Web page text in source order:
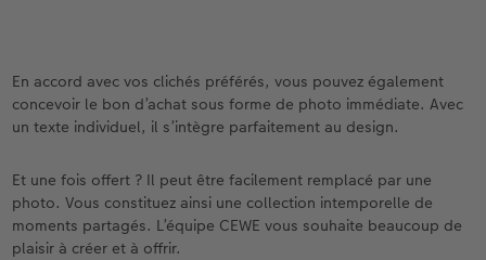
En accord avec vos clichés préférés, vous pouvez également
concevoir le bon d’achat sous forme de photo immédiate. Avec
un texte individuel, il s’intègre parfaitement au design.
Et une fois offert ? Il peut être facilement remplacé par une
photo. Vous constituez ainsi une collection intemporelle de
moments partagés. L’équipe CEWE vous souhaite beaucoup de
plaisir à créer et à offrir.